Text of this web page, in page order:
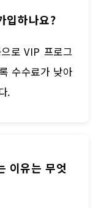
입하나요?
로 VIP 프로그
수수료가 낮아
.
이유는 무엇